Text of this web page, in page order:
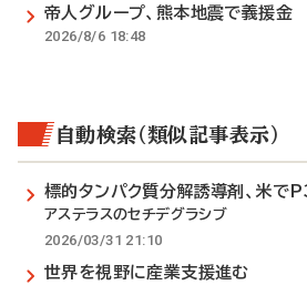
帝人グループ、熊本地震で義援金
2026/8/6 18:48
自動検索（類似記事表示）
標的タンパク質分解誘導剤、米で
アステラスのセチデグラシブ
2026/03/31 21:10
世界を視野に産業支援進む